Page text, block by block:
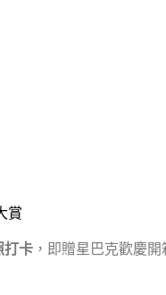
賞
打卡 ，即贈星巴克歡慶